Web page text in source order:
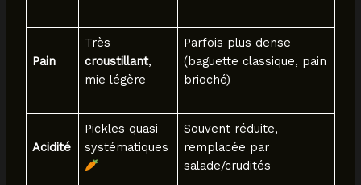
Pain
Très
croustillant,
mie légère
Parfois plus dense
(baguette classique, pain
brioché)
Acidité
Pickles quasi
systématiques
Souvent réduite,
remplacée par
salade/crudités